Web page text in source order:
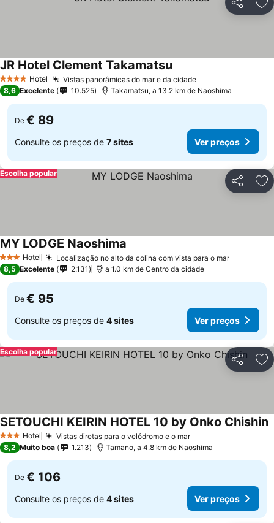
Partilhar
4 EstrelasHotel Vistas panorâmicas do mar e da cidade
JR Hotel Clement Takamatsu
8,6 Excelente 10.525 Takamatsu, a 13.2 km de Naoshima
De € 89
Consulte os preços de 7 sites Ver preços
Partilhar
Escolha popular
3 EstrelasHotel Localização no alto da colina com vista para o mar
MY LODGE Naoshima
8,5 Excelente 2.131 a 1.0 km de Centro da cidade
De € 95
Consulte os preços de 4 sites Ver preços
Partilhar
Escolha popular
3 EstrelasHotel Vistas diretas para o velódromo e o mar
SETOUCHI KEIRIN HOTEL 10 by Onko Chishin
8,2 Muito boa 1.213 Tamano, a 4.8 km de Naoshima
De € 106
Consulte os preços de 4 sites Ver preços